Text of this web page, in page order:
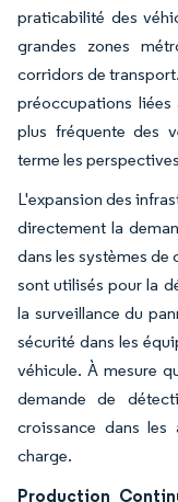
praticabilité des
grandes zones
corridors de
préoccupations
plus fréquente des
terme les
L'expansion des
directement la
dans les systèmes de
sont utilisés pour la
la surveillance du
sécurité dans les
véhicule. À mesure
demande de
croissance dans
charge.
Production